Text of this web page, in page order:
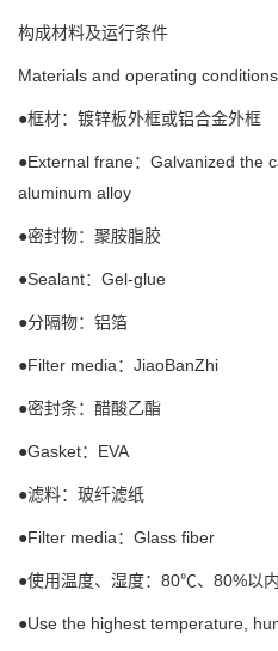
构成材料及运行条件
Materials and operating conditions
●框材：镀锌板外框或铝合金外框
●External frane：Galvanized the
aluminum alloy
●密封物：聚胺脂胶
●Sealant：Gel-glue
●分隔物：铝箔
●Filter media：JiaoBanZhi
●密封条：醋酸乙酯
●Gasket：EVA
●滤料：玻纤滤纸
●Filter media：Glass fiber
●使用温度、湿度：80℃、80%以内
●Use the highest temperature,